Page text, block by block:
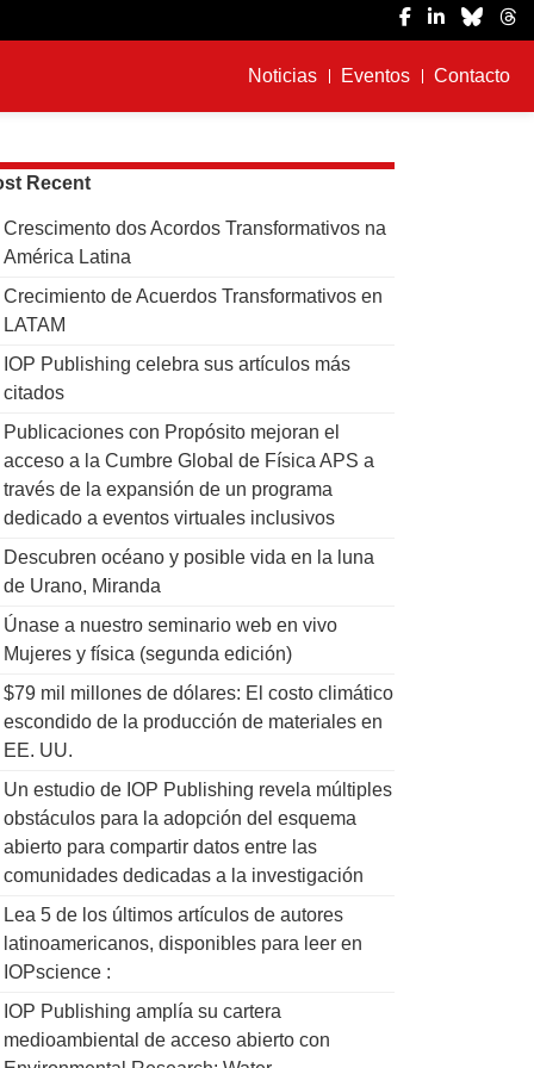
Noticias Eventos Contacto
Recent
Crescimento dos Acordos Transformativos na
América Latina
Crecimiento de Acuerdos Transformativos en
LATAM
IOP Publishing celebra sus artículos más
citados
Publicaciones con Propósito mejoran el
acceso a la Cumbre Global de Física APS a
través de la expansión de un programa
dedicado a eventos virtuales inclusivos
Descubren océano y posible vida en la luna
de Urano, Miranda
Únase a nuestro seminario web en vivo
Mujeres y física (segunda edición)
$79 mil millones de dólares: El costo climático
escondido de la producción de materiales en
EE. UU.
Un estudio de IOP Publishing revela múltiples
obstáculos para la adopción del esquema
abierto para compartir datos entre las
comunidades dedicadas a la investigación
Lea 5 de los últimos artículos de autores
latinoamericanos, disponibles para leer en
IOPscience :
IOP Publishing amplía su cartera
medioambiental de acceso abierto con